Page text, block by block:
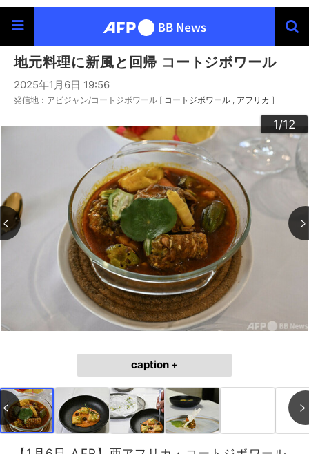
地元料理に新風と回帰 コートジボワール
2025年1月6日 19:56
発信地：アビジャン/コートジボワール [ コートジボワール アフリカ ]
1/12
2/12
3/12
4/12
5/12
6/12
7/12
8/12
9/12
10/12
11/12
12/12
caption +